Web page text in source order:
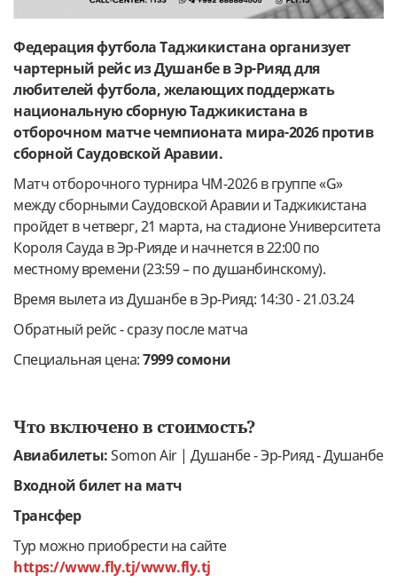
Федерация футбола Таджикистана организует
чартерный рейс из Душанбе в Эр-Рияд для
любителей футбола, желающих поддержать
национальную сборную Таджикистана в
отборочном матче чемпионата мира-2026 против
сборной Саудовской Аравии.
Матч отборочного турнира ЧМ-2026 в группе «G»
между сборными Саудовской Аравии и Таджикистана
пройдет в четверг, 21 марта, на стадионе Университета
Короля Сауда в Эр-Рияде и начнется в 22:00 по
местному времени (23:59 – по душанбинскому).
Время вылета из Душанбе в Эр-Рияд: 14:30 - 21.03.24
Обратный рейс - сразу после матча
Специальная цена:7999 сомони
Что включено в стоимость?
Авиабилеты:Somon Air | Душанбе - Эр-Рияд - Душанбе
Входной билет на матч
Трансфер
Тур можно приобрести на сайте
https://www.fly.tj/www.fly.tj